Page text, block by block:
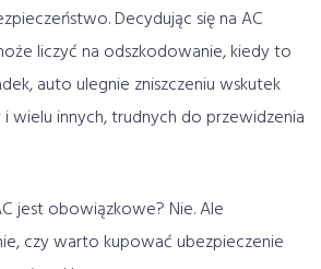
Decydując się na AC
liczyć na odszkodowanie, kiedy to
auto ulegnie zniszczeniu wskutek
i wielu innych, trudnych do przewidzenia
jest obowiązkowe? Nie. Ale
czy warto kupować ubezpieczenie